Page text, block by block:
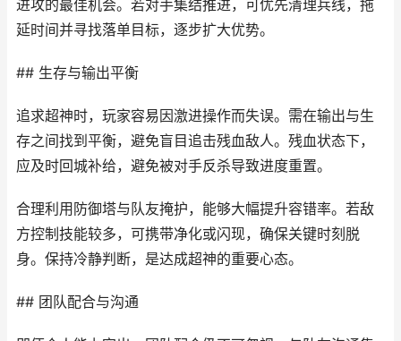
进攻的最佳机会。若对手集结推进，可优先清理兵线，拖
延时间并寻找落单目标，逐步扩大优势。
## 生存与输出平衡
追求超神时，玩家容易因激进操作而失误。需在输出与生
存之间找到平衡，避免盲目追击残血敌人。残血状态下，
应及时回城补给，避免被对手反杀导致进度重置。
合理利用防御塔与队友掩护，能够大幅提升容错率。若敌
方控制技能较多，可携带净化或闪现，确保关键时刻脱
身。保持冷静判断，是达成超神的重要心态。
## 团队配合与沟通